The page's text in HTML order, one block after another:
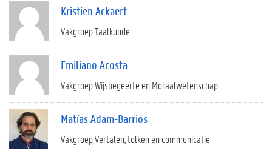
Kristien Ackaert
Vakgroep Taalkunde
Emiliano Acosta
Vakgroep Wijsbegeerte en Moraalwetenschap
Matías Adam-Barrios
Vakgroep Vertalen, tolken en communicatie